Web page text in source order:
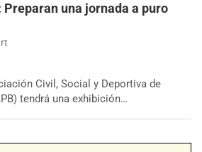
Preparan una jornada a puro
Civil, Social y Deportiva de
tendrá una exhibición…